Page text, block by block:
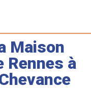
Maison
Rennes à